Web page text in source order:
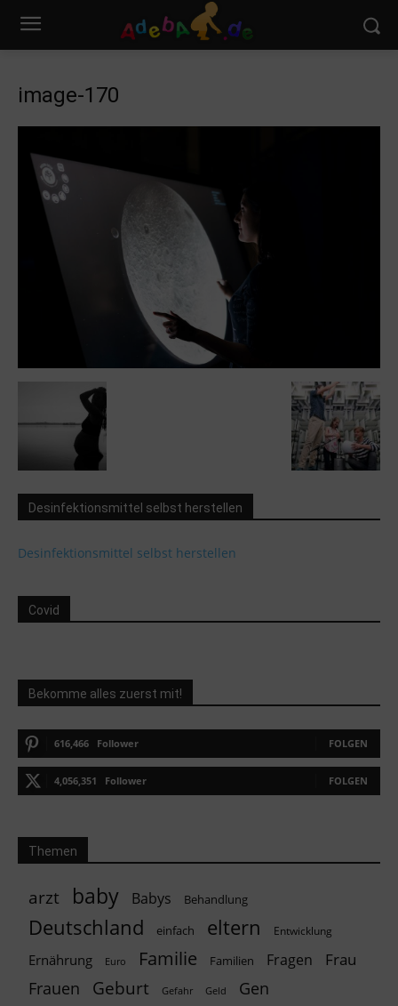
image-170
Desinfektionsmittel selbst herstellen
Desinfektionsmittel selbst herstellen
Covid
Bekomme alles zuerst mit!
616,466 Follower FOLGEN
4,056,351 Follower FOLGEN
Themen
arzt baby Babys Behandlung
Deutschland einfach eltern Entwicklung
Ernährung Euro Familie Familien Fragen Frau
Frauen Geburt Gefahr Geld
Gen